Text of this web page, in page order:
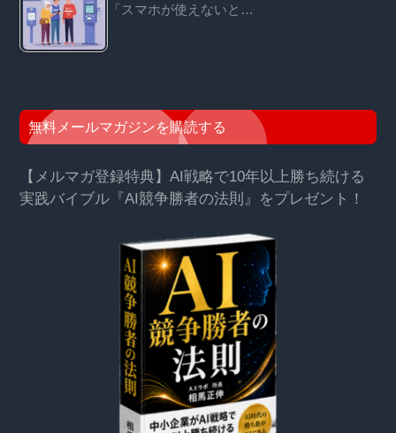
「スマホが使えないと…
無料メールマガジンを購読する
【メルマガ登録特典】AI戦略で10年以上勝ち続ける
実践バイブル『AI競争勝者の法則』をプレゼント！